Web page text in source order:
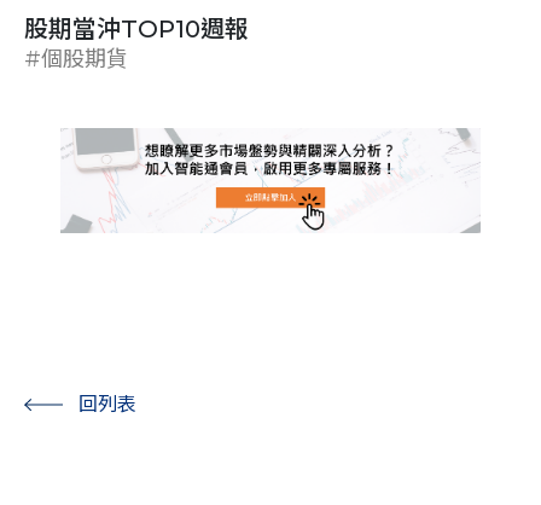
股期當沖TOP10週報
#個股期貨
回列表